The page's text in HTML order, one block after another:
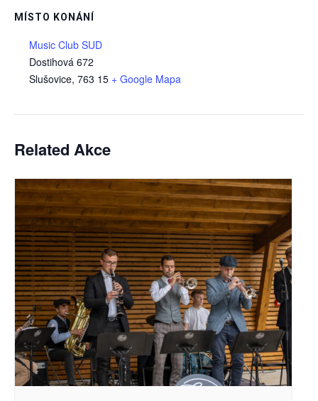
MÍSTO KONÁNÍ
Music Club SUD
Dostihová 672
Slušovice, 763 15 + Google Mapa
Related Akce